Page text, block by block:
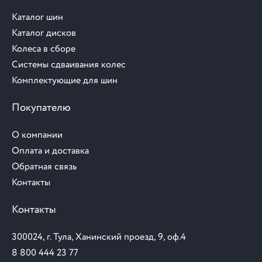
Каталог шин
Каталог дисков
Колеса в сборе
Системы сдваивания колес
Комплектующие для шин
Покупателю
О компании
Оплата и доставка
Обратная связь
Контакты
Контакты
300024, г. Тула, Ханинский проезд, 9, оф.4
8 800 444 23 77